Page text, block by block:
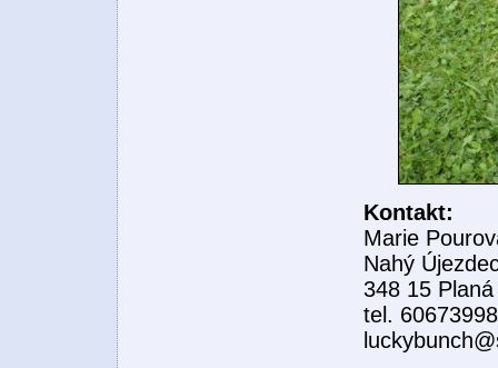
Kontakt:
Marie
Nahý
348 15 Planá
tel.